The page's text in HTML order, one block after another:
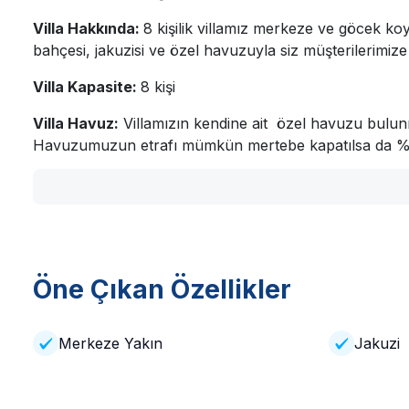
Villa Hakkında: 8 kişilik villamız merkeze ve göcek
bahçesi, jakuzisi ve özel havuzuyla siz
Villa Kapasite: 8 kişi
Villa Havuz: Villamızın kendine ait özel havuzu
Havuzumuzun etrafı mümkün mertebe kapatılsa da
Villamızda İnternet ve Wi-fi
Villa Odaları:
1. Yatak Odası: 1 adet çift kişilik yatak, jakuzi,
Öne Çıkan Özellikler
Merkeze Yakın Jakuzi